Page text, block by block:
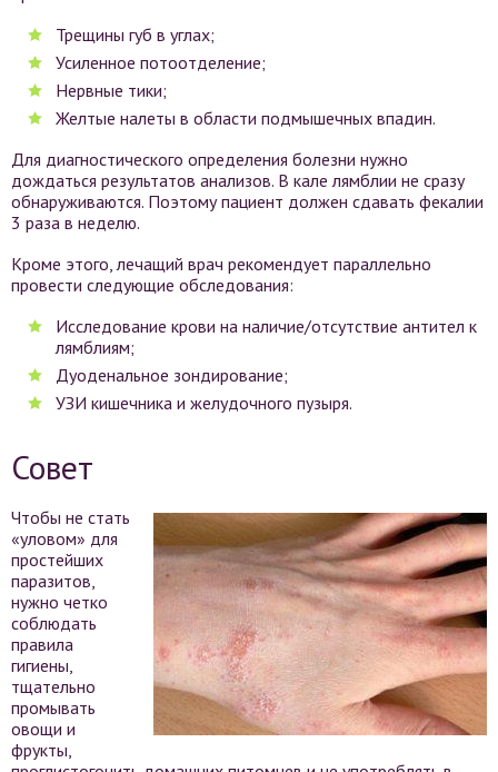
Трещины губ в углах;
Усиленное потоотделение;
Нервные тики;
Желтые налеты в области подмышечных впадин.
Для диагностического определения болезни нужно
дождаться результатов анализов. В кале лямблии не сразу
обнаруживаются. Поэтому пациент должен сдавать фекалии
3 раза в неделю.
Кроме этого, лечащий врач рекомендует параллельно
провести следующие обследования:
Исследование крови на наличие/отсутствие антител к
лямблиям;
Дуоденальное зондирование;
УЗИ кишечника и желудочного пузыря.
Совет
Чтобы не стать
«уловом» для
простейших
паразитов,
нужно четко
соблюдать
правила
гигиены,
тщательно
промывать
овощи и
фрукты,